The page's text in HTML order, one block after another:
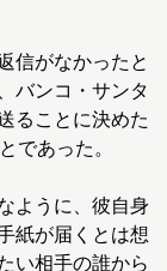
信がなかったと
バンコ・サンタ
ることに決めた
であった。
ように、彼自身
紙が届くとは想
い相手の誰から